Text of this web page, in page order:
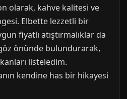
olarak, kahve kalitesi ve
Elbette lezzetli bir
fiyatlı atıştırmalıklar da
önünde bulundurarak,
listeledim.
kendine has bir hikayesi